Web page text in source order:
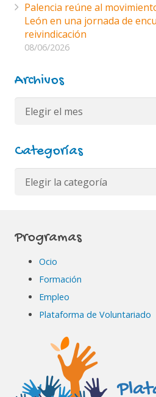
Palencia reúne al
León en una jornada de
reivindicación
08/06/2026
Archivos
Archivos
Categorías
Categorías
Programas
Ocio
Formación
Empleo
Plataforma de Voluntariado